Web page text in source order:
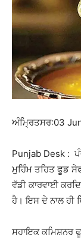
ਅੰਮ੍ਰਿਤਸਰ:03
Punjab Desk :
ਮੁਹਿੰਮ ਤਹਿਤ ਫੂਡ
ਵੱਡੀ ਕਾਰਵਾਈ
ਹੈ। ਇਸ ਦੇ ਨਾਲ ਹੀ
ਸਹਾਇਕ ਕਮਿਸ਼ਨਰ